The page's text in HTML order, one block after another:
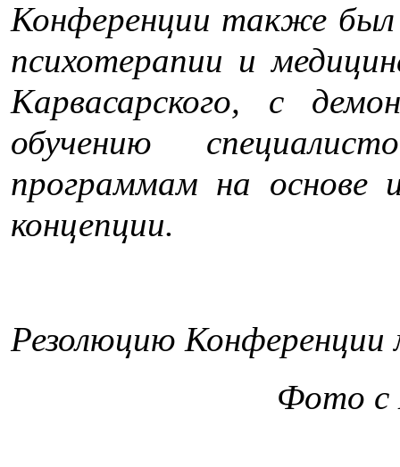
Конференции также
психотерапии и
Карвасарского, с
обучению
программам на основе
концепции.
Резолюцию
Фото с